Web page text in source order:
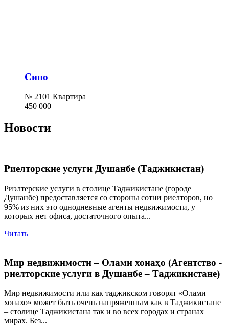
Сино
№ 2101 Квартира
450 000
Новости
Риелторские услуги Душанбе (Таджикистан)
Риэлтерские услуги в столице Таджикистане (городе
Душанбе) предоставляется со стороны сотни риелторов, но
95% из них это однодневные агенты недвижимости, у
которых нет офиса, достаточного опыта...
Читать
Мир недвижимости – Олами хонаҳо (Агентство -
риелторские услуги в Душанбе – Таджикистане)
Мир недвижимости или как таджикском говорят «Олами
хонахо» может быть очень напряженным как в Таджикистане
– столице Таджикистана так и во всех городах и странах
мирах. Без...